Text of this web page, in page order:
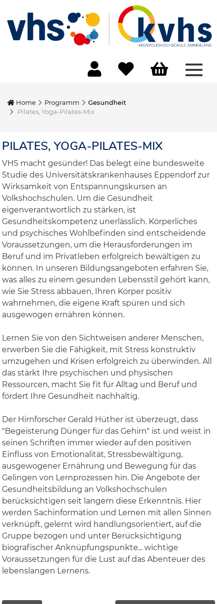
Home Programm
Gesundheit
Pilates, Yoga-Pilates-Mix
PILATES, YOGA-PILATES-MIX
VHS macht gesünder! Das belegt eine bundesweite
Studie des Universitätskrankenhauses Eppendorf zur
Wirksamkeit von Entspannungskursen an
Volkshochschulen. Um die Gesundheit
eigenverantwortlich zu stärken, ist
Gesundheitskompetenz unerlässlich. Körperliches
und psychisches Wohlbefinden sind entscheidende
Voraussetzungen, um die Herausforderungen im
Beruf und im Privatleben erfolgreich bewältigen zu
können. In unseren Bildungsangeboten erfahren Sie,
was alles zu einem gesunden Lebensstil gehört kann,
wie Sie Stress abbauen, Ihren Körper positiv
wahrnehmen, die eigene Kraft spüren und sich
ausgewogen ernähren können.
Lernen Sie von den Sichtweisen anderer Menschen,
erwerben Sie die Fähigkeit, mit Stress konstruktiv
umzugehen und Krisen erfolgreich zu überwinden. All
das stärkt Ihre psychischen und physischen
Ressourcen, macht Sie fit für Alltag und Beruf und
fördert Ihre Gesundheit nachhaltig.
Der Hirnforscher Gerald Hüther ist überzeugt, dass
"Begeisterung Dünger für das Gehirn" ist und weist in
seinen Schriften immer wieder auf den positiven
Einfluss von Emotionalität, Stressbewältigung,
ausgewogener Ernährung und Bewegung für das
Gelingen von Lernprozessen hin. Die Angebote der
Gesundheitsbildung an Volkshochschulen
berücksichtigen seit langem diese Erkenntnis. Hier
werden Sachinformation und Lernen mit allen Sinnen
verknüpft, gelernt wird handlungsorientiert, auf die
Gruppe bezogen und unter Berücksichtigung
biografischer Anknüpfungspunkte... wichtige
Voraussetzungen für die Lust auf das Abenteuer des
lebenslangen Lernens.